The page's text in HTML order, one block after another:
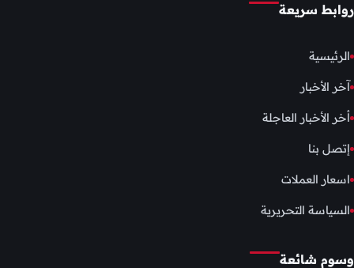
روابط سريعة
الرئيسية
آخر الأخبار
أخر الأخبار العاجلة
إتصل بنا
اسعار العملات
السياسة التحريرية
وسوم شائعة